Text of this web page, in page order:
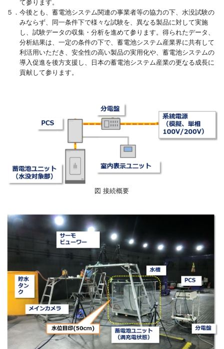
て参ります。
５．今後とも、蓄電池システム関連の事業者等の協力の下、水没試験の
みならず、同一条件下で様々な試験を、異なる製品に対して実施
し、試験データの収集・分析を進めて参ります。得られたデータ、
分析結果は、一定の条件の下で、蓄電池システム産業界に共有して
利活用いただき、安全性の高い製品の実用化や、蓄電池システムの
導入促進を後方支援し、日本の蓄電池システム産業の更なる成長に
貢献して参ります。
図 接続概要